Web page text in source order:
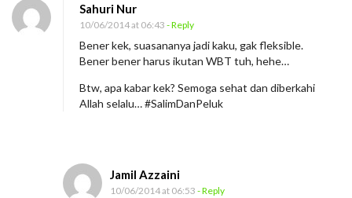
n
K
o
k
D
m
Sahuri Nur
10/06/2014 at 06:43 - Reply
Bener kek, suasananya jadi kaku, gak fleksible.
Bener bener harus ikutan WBT tuh, hehe…
Btw, apa kabar kek? Semoga sehat dan diberkahi
Allah selalu… #SalimDanPeluk
Jamil Azzaini
10/06/2014 at 06:53 - Reply